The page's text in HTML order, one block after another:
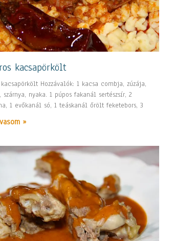
kacsapörkölt
kacsapörkölt Hozzávalók: 1 kacsa combja, zúzája,
szárnya, nyaka. 1 púpos fakanál sertészsír, 2
1 evőkanál só, 1 teáskanál őrölt feketebors, 3
»